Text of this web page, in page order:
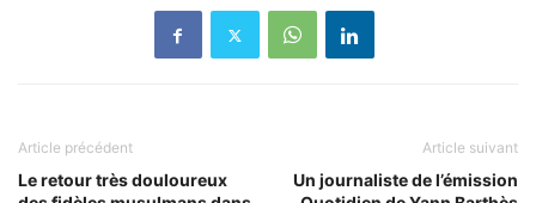
Article précédent
Le retour très douloureux
Article suivant
Un journaliste de l’émission